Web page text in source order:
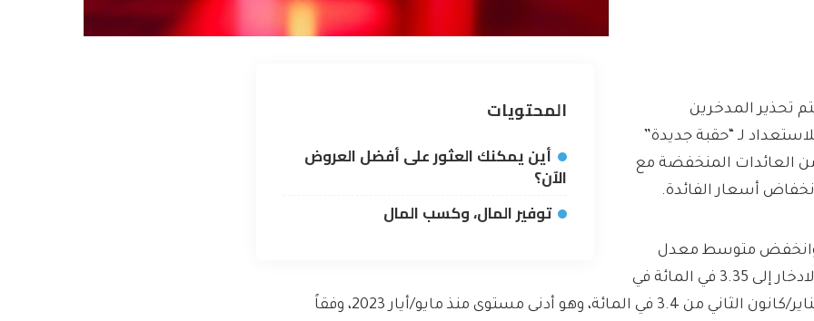
المحتويات
أين يمكنك العثور على أفضل العروض
الآن؟
توفير المال، وكسب المال
تحذير المدخرين
لـ “حقبة جديدة”
العائدات المنخفضة مع
أسعار الفائدة.
متوسط ​​معدل
الادخار إلى 3.35 في المائة في
يناير/كانون الثاني من 3.4 في المائة، وهو أدنى مستوى منذ مايو/أيار 2023، وفقاً